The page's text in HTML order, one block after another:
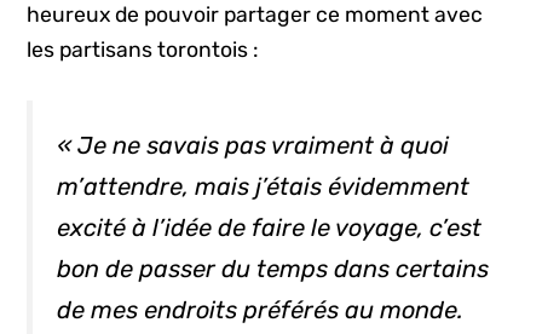
heureux de pouvoir partager ce moment avec
les partisans torontois :
« Je ne savais pas vraiment à quoi
m’attendre, mais j’étais évidemment
excité à l’idée de faire le voyage, c’est
bon de passer du temps dans certains
de mes endroits préférés au monde.